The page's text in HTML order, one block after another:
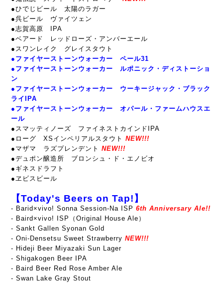
●ひでじビール 太陽のラガー
●呉ビール ヴァイツェン
●志賀高原 IPA
●ベアード レッドローズ・アンバーエール
●スワンレイク グレイスタウト
●ファイヤーストーンウォーカー ペール31
●ファイヤーストーンウォーカー ルポニック・ディストーショ
ン
●ファイヤーストーンウォーカー ウーキージャック・ブラック
ライIPA
●ファイヤーストーンウォーカー オパール・ファームハウスエ
ール
●スマッティノーズ ファイネストカインドIPA
●ローグ XSインペリアルスタウト NEW!!!
●マザマ ラズプレンデント NEW!!!
●デュポン醸造所 ブロンシュ・ド・エノビオ
●ギネスドラフト
●ヱビスビール
【Today's Beers on Tap!】
- Barid×vivo! Sonna Session-Na ISP 6th Anniversary Ale!!
- Baird×vivo! ISP（Original House Ale）
- Sankt Gallen Syonan Gold
- Oni-Densetsu Sweet Strawberry NEW!!!
- Hideji Beer Miyazaki Sun Lager
- Shigakogen Beer IPA
- Baird Beer Red Rose Amber Ale
- Swan Lake Gray Stout